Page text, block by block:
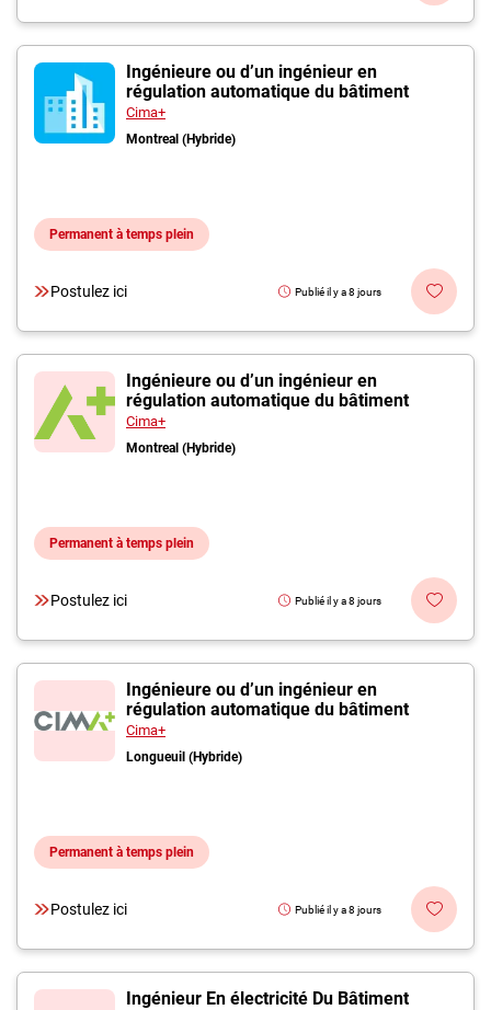
Ingénieure ou d’un ingénieur en
régulation automatique du bâtiment
Cima+
Montreal (Hybride)
Permanent à temps plein
Postulez ici Publié il y a 8 jours
Ingénieure ou d’un ingénieur en
régulation automatique du bâtiment
Cima+
Montreal (Hybride)
Permanent à temps plein
Postulez ici Publié il y a 8 jours
Ingénieure ou d’un ingénieur en
régulation automatique du bâtiment
Cima+
Longueuil (Hybride)
Permanent à temps plein
Postulez ici Publié il y a 8 jours
Ingénieur En électricité Du Bâtiment